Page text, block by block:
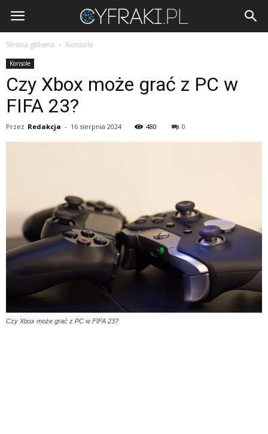
Cyfraki.pl
Strona główna Konsole
Konsole
Czy Xbox może grać z PC w
FIFA 23?
Przez Redakcja - 16 sierpnia 2024 480 0
Czy Xbox może grać z PC w FIFA 23?